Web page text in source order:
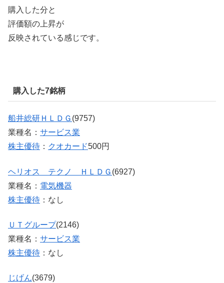
購入した分と
評価額の上昇が
反映されている感じです。
購入した7銘柄
船井総研ＨＬＤＧ (9757)
業種名： サービス業
株主優待 ： クオカード500円
ヘリオス テクノ ＨＬＤＧ (6927)
業種名： 電気機器
株主優待 ：なし
ＵＴグループ(2146)
業種名： サービス業
株主優待 ：なし
じげん(3679)